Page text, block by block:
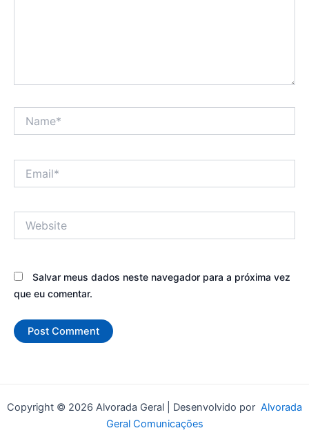
Salvar meus dados neste navegador para a próxima vez
que eu comentar.
Copyright © 2026 Alvorada Geral | Desenvolvido por Alvorada
Geral Comunicações